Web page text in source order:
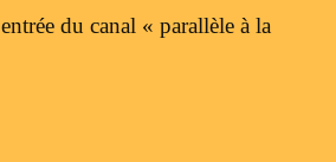
du canal « parallèle à la